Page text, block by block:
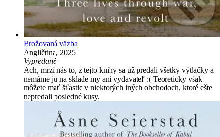
Brožovaná väzba
Angličtina, 2025
Vypredané
Ach, mrzí nás to, z tejto knihy sa už predali všetky výtlačky a
nemáme ju na sklade my ani vydavateľ :( Teoreticky však
môžete mať šťastie v niektorých iných obchodoch, ktoré ešte
nepredali posledné kusy.